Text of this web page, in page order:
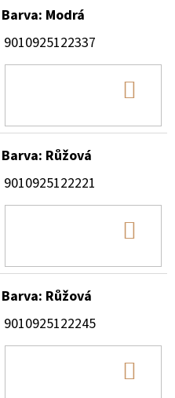
Modrá
9010925122337
Růžová
9010925122221
Růžová
9010925122245